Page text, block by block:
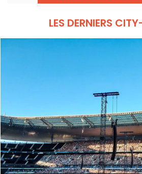
LES DERNIERS